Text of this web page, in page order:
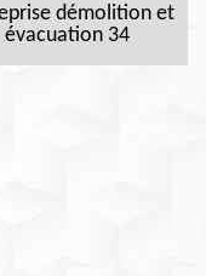
démolition et
évacuation 34